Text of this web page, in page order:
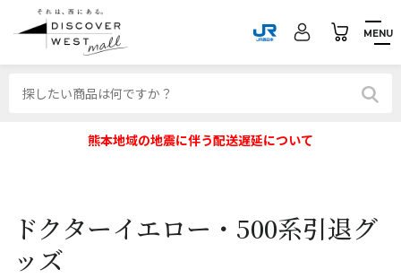
MENU
熊本地域の地震に伴う配送遅延について
ドクターイエロー・500系引退グ
ッズ